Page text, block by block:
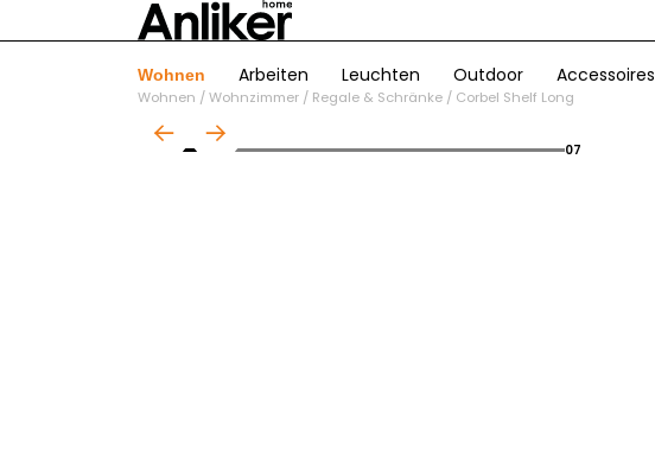
Wohnen Arbeiten Leuchten Outdoor Accessoires
Wohnen /Wohnzimmer / Regale & Schränke / Corbel Shelf Long
07